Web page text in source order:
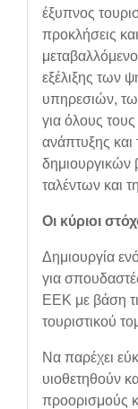
έξυπνος
προκλήσεις
εξέλιξης των
υπηρεσιών,
για όλους
ανάπτυξης
δημιουργικών
ταλέντων και
Οι κύριοι
Δημιουργία
για
ΕΕΚ με βάση
τουριστικού
Να παρέχει
υιοθετηθούν
προορισμούς